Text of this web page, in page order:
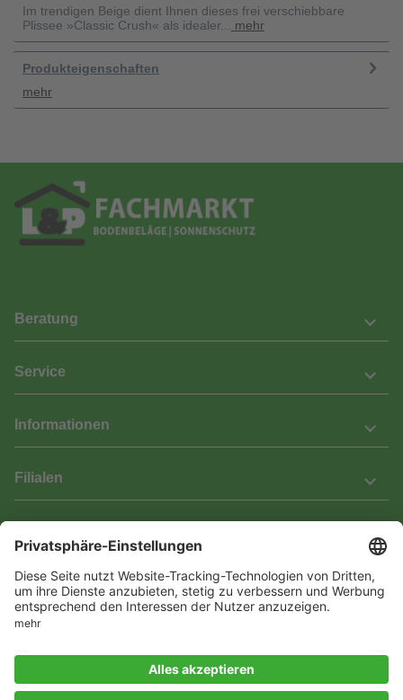
Im trendigen Beige dient Ihnen dieses frei verschiebbare
Plissee »Classic Crush« als idealer...
mehr
Produkteigenschaften
mehr
Beratung
Service
Informationen
Filialen
Barrierefreiheit
Wir bemühen uns, unsere Website barrierefrei zu gestalten.
Einige Inhalte und Funktionen sind derzeit jedoch noch nicht
vollständig zugänglich. Wenn Sie auf Barrieren stoßen oder Hilfe
benötigen, kontaktieren Sie uns bitte unter service[at]knutzen.de.
Vertrag widerrufen
© 2026 Das Laminat & Parketthaus GmbH